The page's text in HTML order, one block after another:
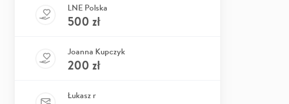
LNE Polska
500 zł
Joanna Kupczyk
200 zł
Łukasz r